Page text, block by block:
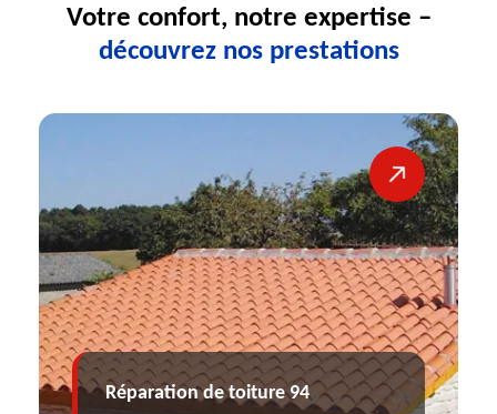
Votre confort, notre expertise –
découvrez nos prestations
de toiture 94 Travaux de